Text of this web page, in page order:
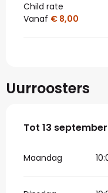
Child rate
Vanaf € 8,00
Uurroosters
Vanaf 13 juni
Tot 13
Maandag